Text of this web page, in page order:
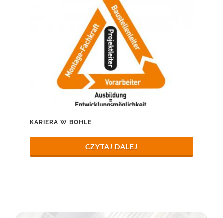
KARIERA W BOHLE
CZYTAJ DALEJ